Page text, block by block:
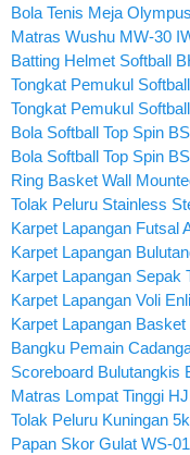
Bola Tenis Meja
Matras Wushu MW-30
Batting Helmet Softball
Tongkat Pemukul
Tongkat Pemukul
Bola Softball Top Spin
Bola Softball Top Spin
Ring Basket Wall
Tolak Peluru Stainless
Karpet Lapangan Futsal
Karpet Lapangan
Karpet Lapangan Sepak
Karpet Lapangan Voli
Karpet Lapangan Basket
Bangku Pemain
Scoreboard Bulutangkis
Matras Lompat Tinggi
Tolak Peluru Kuningan
Papan Skor Gulat WS-01